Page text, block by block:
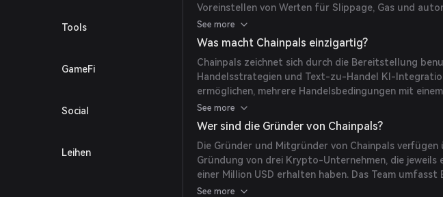
Tools
GameFi
Social
Leihen
müssen.
Voreinstellen von Werten für Slippage, Gas und
von Transaktionen für schnellen Handel. Die
neuartigen Simulator und Anti-Rug-Funktionen, die
und renommierten Scannern betrieben werden, um
Handelserlebnisse zu gewährleisten.
See more
Was macht Chainpals einzigartig?
Chainpals zeichnet sich durch die Bereitstellung
Handelsstrategien und Text-zu-Handel KI-
ermöglichen, mehrere Handelsbedingungen mit
auszuführen. Es erlaubt den Handel basierend auf
Preis und Prozentwerten direkt von Telegram aus
Notwendigkeit, Wallets mit langsamen DEX-
Plattform legt zudem großen Wert auf Sicherheit
Benutzerdaten und 2FA-Logins.
See more
Wer sind die Gründer von Chainpals?
Die Gründer und Mitgründer von Chainpals
Gründung von drei Krypto-Unternehmen, die jeweils
einer Million USD erhalten haben. Das Team
Jahrzehnt Erfahrung in Softwareentwicklung und
See more